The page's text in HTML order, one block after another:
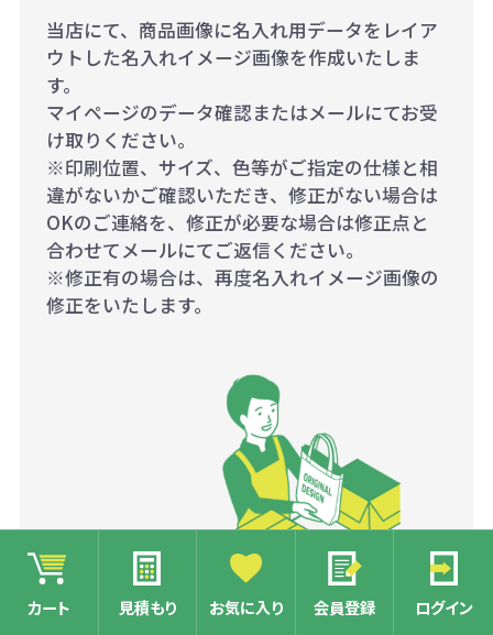
カート 見積もり お気に入り 会員登録 ログイン
当店にて、商品画像に名入れ用データをレイア
ウトした名入れイメージ画像を作成いたしま
す。
マイページのデータ確認またはメールにてお受
け取りください。
※印刷位置、サイズ、色等がご指定の仕様と相
違がないかご確認いただき、修正がない場合は
OKのご連絡を、修正が必要な場合は修正点と
合わせてメールにてご返信ください。
※修正有の場合は、再度名入れイメージ画像の
修正をいたします。